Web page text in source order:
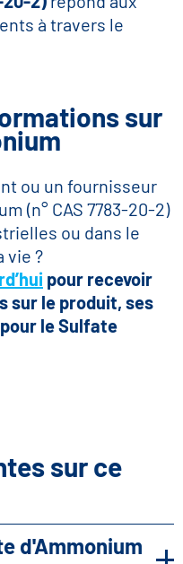
à travers le
sur
ou un fournisseur
(n° CAS 7783-20-2)
ou dans le
vie ?
pour recevoir
sur le produit, ses
le Sulfate
sur ce
d'Ammonium